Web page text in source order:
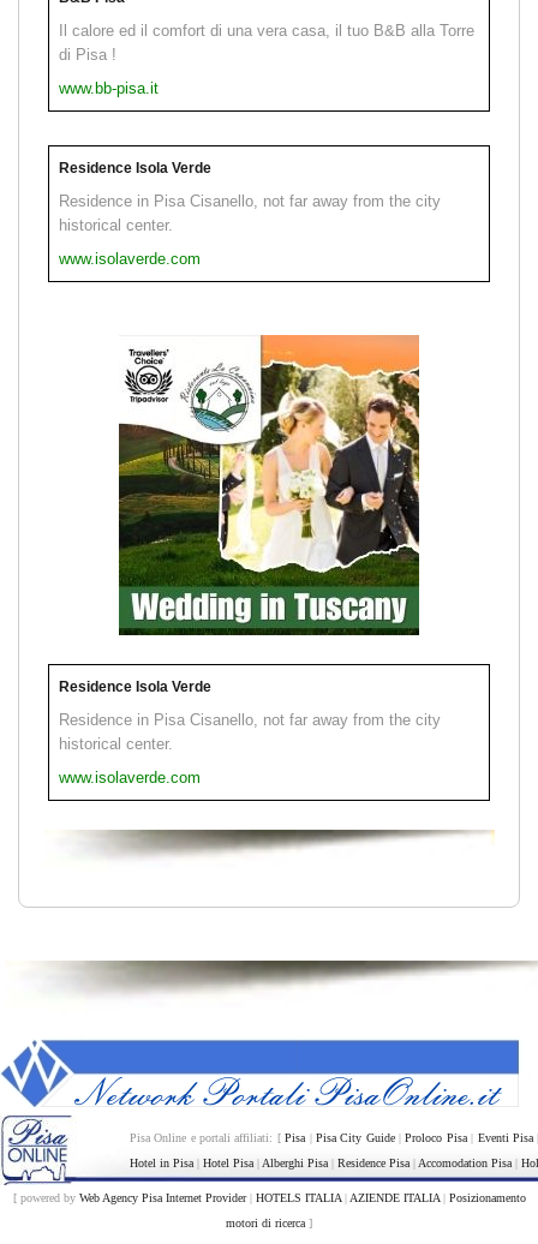
Il calore ed il comfort di una vera casa, il tuo B&B alla Torre
di Pisa !
www.bb-pisa.it
Residence Isola Verde
Residence in Pisa Cisanello, not far away from the city
historical center.
www.isolaverde.com
Residence Isola Verde
Residence in Pisa Cisanello, not far away from the city
historical center.
www.isolaverde.com
Pisa Online e portali affiliati: [Pisa | Pisa City Guide|Proloco Pisa| Eventi Pisa
Hotel in Pisa | Hotel Pisa | Alberghi Pisa | Residence Pisa | Accomodation Pisa |
[ powered by Web Agency Pisa Internet Provider| HOTELS ITALIA| AZIENDE ITALIA| Posizionamento
motori di ricerca ]